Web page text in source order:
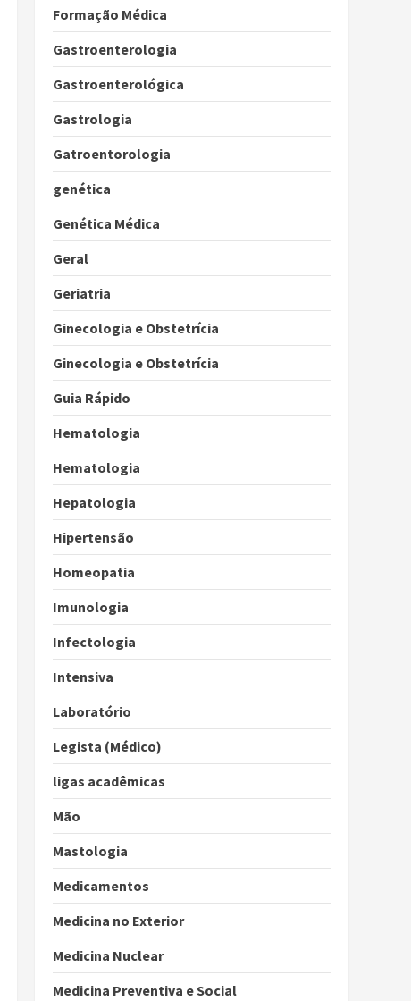
Formação Médica
Gastroenterologia
Gastroenterológica
Gastrologia
Gatroentorologia
genética
Genética Médica
Geral
Geriatria
Ginecologia e Obstetrícia
Ginecologia e Obstetrícia
Guia Rápido
Hematologia
Hematologia
Hepatologia
Hipertensão
Homeopatia
Imunologia
Infectologia
Intensiva
Laboratório
Legista (Médico)
ligas acadêmicas
Mão
Mastologia
Medicamentos
Medicina no Exterior
Medicina Nuclear
Medicina Preventiva e Social